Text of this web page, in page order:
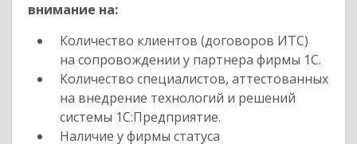
внимание на:
Количество клиентов (договоров ИТС)
на сопровождении у партнера фирмы 1С.
Количество специалистов, аттестованных
на внедрение технологий и решений
системы 1С:Предприятие.
Наличие у фирмы статуса